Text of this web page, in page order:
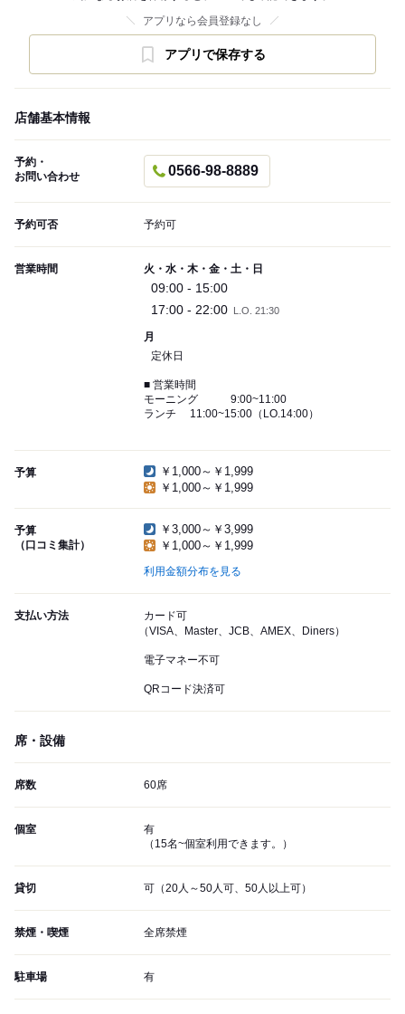
アプリなら会員登録なし
アプリで保存する
店舗基本情報
予約・
お問い合わせ
0566-98-8889
予約可否 予約可
営業時間 火・水・木・金・土・日
09:00 - 15:00
17:00 - 22:00
L.O. 21:30
月
定休日
■ 営業時間
モーニング 9:00~11:00
ランチ 11:00~15:00（LO.14:00）
予算
￥1,000～￥1,999
￥1,000～￥1,999
予算
（口コミ集計）
￥3,000～￥3,999
￥1,000～￥1,999
利用金額分布を見る
支払い方法
カード可
（VISA、Master、JCB、AMEX、Diners）
電子マネー不可
QRコード決済可
席・設備
席数 60席
個室
有
（15名~個室利用できます。）
貸切 可（20人～50人可、50人以上可）
禁煙・喫煙 全席禁煙
駐車場 有